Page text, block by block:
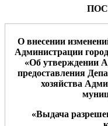
О внесении
Администрации
«Об утверждении
предоставления
хозяйства
«Выдача